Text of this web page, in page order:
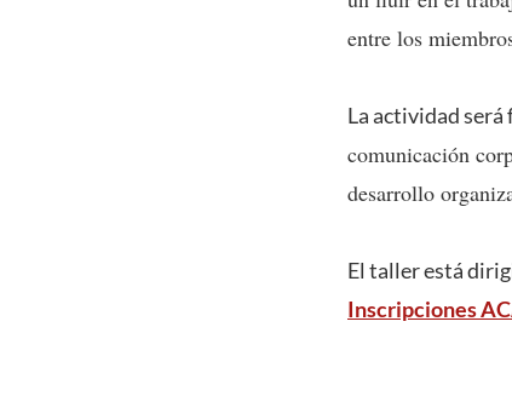
entre los
La actividad
comunicación
desarrollo
El taller está
Inscripciones